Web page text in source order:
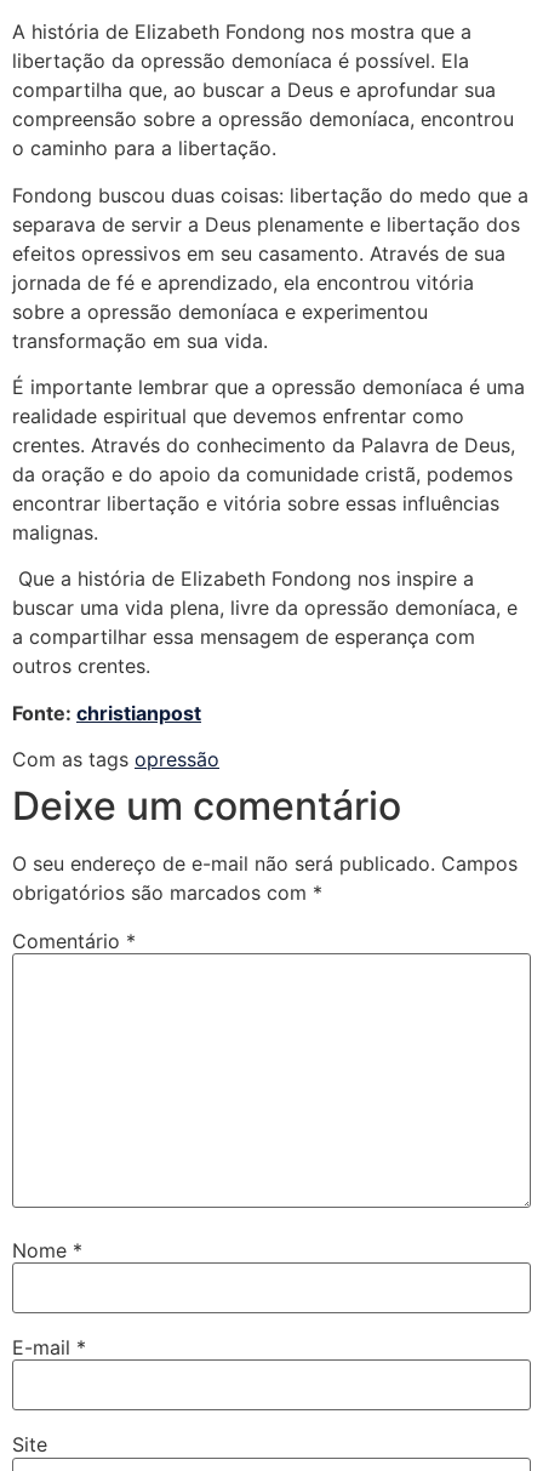
A história de Elizabeth Fondong nos mostra que a
libertação da opressão demoníaca é possível. Ela
compartilha que, ao buscar a Deus e aprofundar sua
compreensão sobre a opressão demoníaca, encontrou
o caminho para a libertação.
Fondong buscou duas coisas: libertação do medo que a
separava de servir a Deus plenamente e libertação dos
efeitos opressivos em seu casamento. Através de sua
jornada de fé e aprendizado, ela encontrou vitória
sobre a opressão demoníaca e experimentou
transformação em sua vida.
É importante lembrar que a opressão demoníaca é uma
realidade espiritual que devemos enfrentar como
crentes. Através do conhecimento da Palavra de Deus,
da oração e do apoio da comunidade cristã, podemos
encontrar libertação e vitória sobre essas influências
malignas.
Que a história de Elizabeth Fondong nos inspire a
buscar uma vida plena, livre da opressão demoníaca, e
a compartilhar essa mensagem de esperança com
outros crentes.
Fonte: christianpost
Com as tags opressão
Deixe um comentário
O seu endereço de e-mail não será publicado. Campos
obrigatórios são marcados com *
Comentário *
Nome *
E-mail *
Site